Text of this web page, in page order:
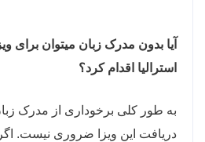
آیا بدون مدرک زبان میتوان برای
استرالیا اقدام کرد؟
به طور کلی برخوداری از مدرک
دریافت این ویزا ضروری نیست. اگر